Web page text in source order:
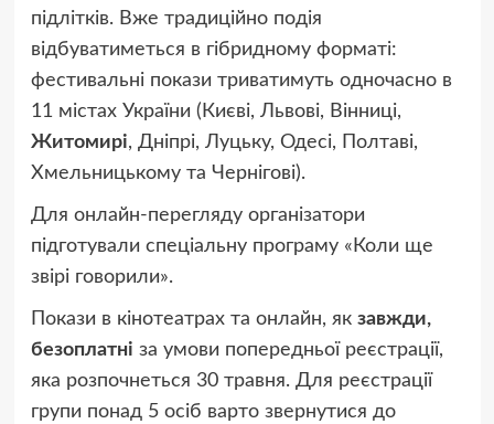
підлітків. Вже традиційно подія
відбуватиметься в гібридному форматі:
фестивальні покази триватимуть одночасно в
11 містах України (Києві, Львові, Вінниці,
Житомирі, Дніпрі, Луцьку, Одесі, Полтаві,
Хмельницькому та Чернігові).
Для онлайн-перегляду організатори
підготували спеціальну програму «Коли ще
звірі говорили».
Покази в кінотеатрах та онлайн, як завжди,
безоплатні за умови попередньої реєстрації,
яка розпочнеться 30 травня. Для реєстрації
групи понад 5 осіб варто звернутися до